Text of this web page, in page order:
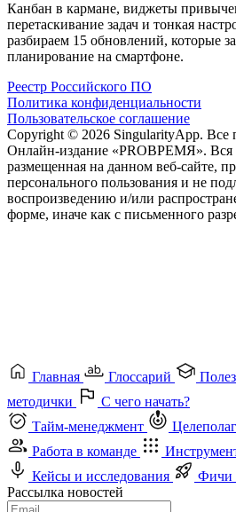
Канбан в кармане, виджеты
перетаскивание задач и тонкая
разбираем 15 обновлений, которые
планирование на смартфоне.
Реестр Российского ПО
Политика конфиденциальности
Пользовательское соглашение
Copyright © 2026 SingularityApp. Все
Онлайн-издание «PROВРЕМЯ». Вся
размещенная на данном веб-сайте,
персонального пользования и не
воспроизведению и/или
форме, иначе как с письменного
Главная Глоссарий
методички
С чего начать?
Тайм-менеджмент
Работа в команде
Кейсы и исследования
Фичи
Рассылка новостей